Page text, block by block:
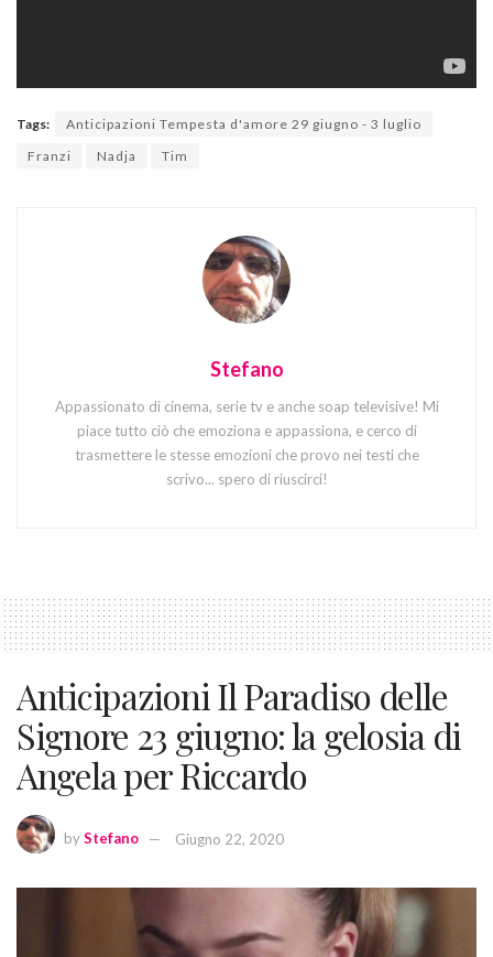
Tags:
Anticipazioni Tempesta d'amore 29 giugno - 3 luglio
Franzi
Nadja Tim
Stefano
Appassionato di cinema, serie tv e anche soap televisive! Mi
piace tutto ciò che emoziona e appassiona, e cerco di
trasmettere le stesse emozioni che provo nei testi che
scrivo... spero di riuscirci!
Anticipazioni Il Paradiso delle
Signore 23 giugno: la gelosia di
Angela per Riccardo
byStefano Giugno 22, 2020